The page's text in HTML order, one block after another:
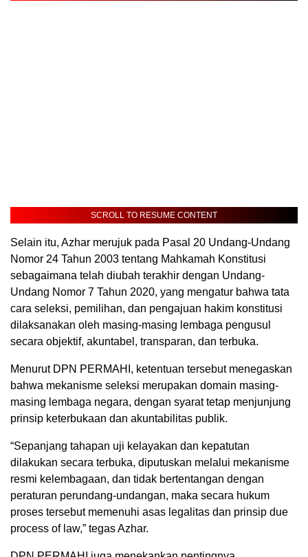
SCROLL TO RESUME CONTENT
Selain itu, Azhar merujuk pada Pasal 20 Undang-Undang
Nomor 24 Tahun 2003 tentang Mahkamah Konstitusi
sebagaimana telah diubah terakhir dengan Undang-
Undang Nomor 7 Tahun 2020, yang mengatur bahwa tata
cara seleksi, pemilihan, dan pengajuan hakim konstitusi
dilaksanakan oleh masing-masing lembaga pengusul
secara objektif, akuntabel, transparan, dan terbuka.
Menurut DPN PERMAHI, ketentuan tersebut menegaskan
bahwa mekanisme seleksi merupakan domain masing-
masing lembaga negara, dengan syarat tetap menjunjung
prinsip keterbukaan dan akuntabilitas publik.
“Sepanjang tahapan uji kelayakan dan kepatutan
dilakukan secara terbuka, diputuskan melalui mekanisme
resmi kelembagaan, dan tidak bertentangan dengan
peraturan perundang-undangan, maka secara hukum
proses tersebut memenuhi asas legalitas dan prinsip due
process of law,” tegas Azhar.